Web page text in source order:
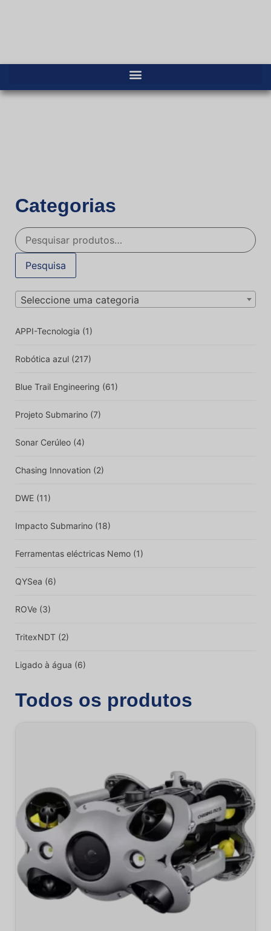
Categorias
Pesquisa
Seleccione uma categoria
APPI-Tecnologia (1)
Robótica azul (217)
Blue Trail Engineering (61)
Projeto Submarino (7)
Sonar Cerúleo (4)
Chasing Innovation (2)
DWE (11)
Impacto Submarino (18)
Ferramentas eléctricas Nemo (1)
QYSea (6)
ROVe (3)
TritexNDT (2)
Ligado à água (6)
Todos os produtos